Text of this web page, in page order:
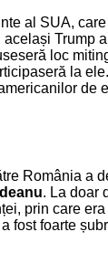
al SUA,
Trump
loc
la
de
România a
. La doar
prin care
fost foarte